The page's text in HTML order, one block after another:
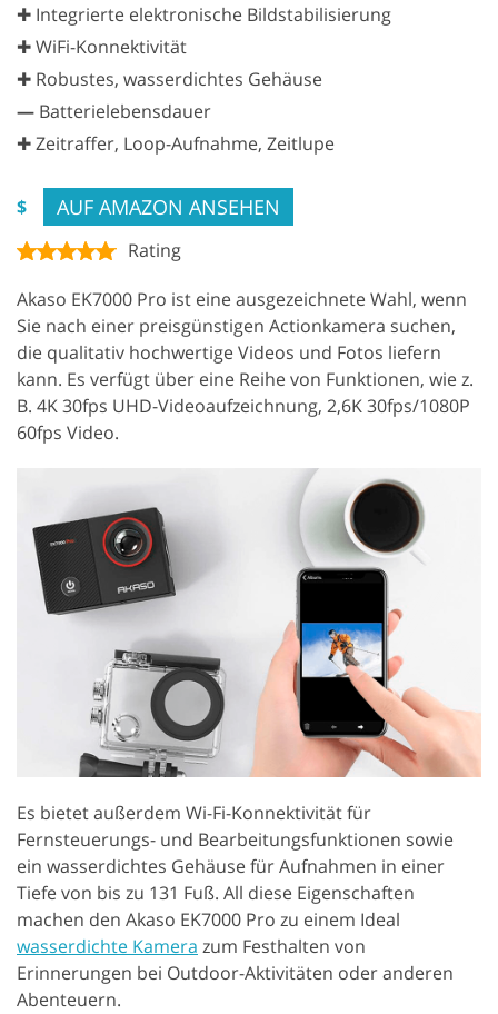
✚ Integrierte elektronische Bildstabilisierung
✚ WiFi-Konnektivität
✚ Robustes, wasserdichtes Gehäuse
— Batterielebensdauer
✚ Zeitraffer, Loop-Aufnahme, Zeitlupe
$ AUF AMAZON ANSEHEN
Rating
Akaso EK7000 Pro ist eine ausgezeichnete Wahl, wenn
Sie nach einer preisgünstigen Actionkamera suchen,
die qualitativ hochwertige Videos und Fotos liefern
kann. Es verfügt über eine Reihe von Funktionen, wie z.
B. 4K 30fps UHD-Videoaufzeichnung, 2,6K 30fps/1080P
60fps Video.
Es bietet außerdem Wi-Fi-Konnektivität für
Fernsteuerungs- und Bearbeitungsfunktionen sowie
ein wasserdichtes Gehäuse für Aufnahmen in einer
Tiefe von bis zu 131 Fuß. All diese Eigenschaften
machen den Akaso EK7000 Pro zu einem Ideal
wasserdichte Kamera zum Festhalten von
Erinnerungen bei Outdoor-Aktivitäten oder anderen
Abenteuern.